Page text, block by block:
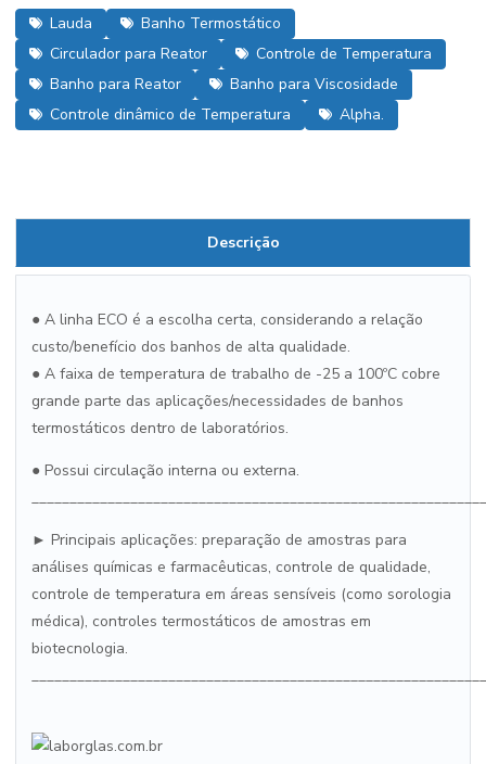
Lauda
Banho Termostático
Circulador para Reator
Controle de Temperatura
Banho para Reator
Banho para Viscosidade
Controle dinâmico de Temperatura
Alpha.
Descrição
● A linha ECO é a escolha certa, considerando a relação
custo/benefício dos banhos de alta qualidade.
● A faixa de temperatura de trabalho de -25 a 100ºC cobre
grande parte das aplicações/necessidades de banhos
termostáticos dentro de laboratórios.
● Possui circulação interna ou externa.
► Principais aplicações: preparação de amostras para
análises químicas e farmacêuticas, controle de qualidade,
controle de temperatura em áreas sensíveis (como sorologia
médica), controles termostáticos de amostras em
biotecnologia.